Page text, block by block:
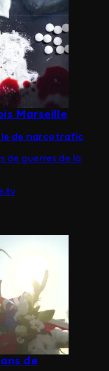
Marseille
de narcotrafic
de guerres de la
de